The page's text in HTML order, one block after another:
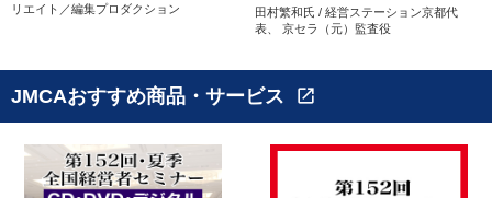
リエイト／編集プロダクション
田村繁和氏 / 経営ステーション京都代
表、 京セラ（元）監査役
JMCAおすすめ商品・サービス open_in_new